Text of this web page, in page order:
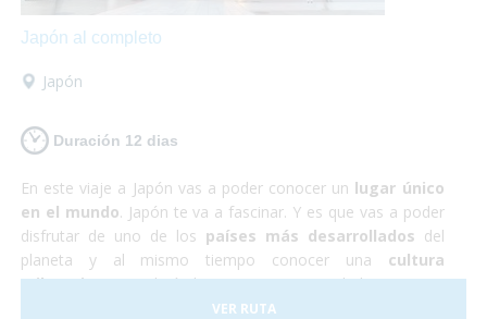
Japón al completo
Japón
Duración 12 dias
En este viaje a Japón vas a poder conocer un lugar único
en el mundo. Japón te va a fascinar. Y es que vas a poder
disfrutar de uno de los países más desarrollados del
planeta y al mismo tiempo conocer una cultura
milenariaque todavía hoy persiste en sus habitantes. En
Japón todo funciona a la perfección, se trata de un país
VER RUTA